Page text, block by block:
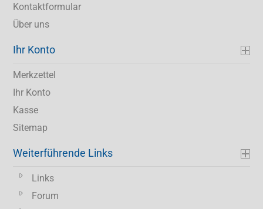
Kontaktformular
Über uns
Ihr Konto
Merkzettel
Ihr Konto
Kasse
Sitemap
Weiterführende Links
Links
Forum